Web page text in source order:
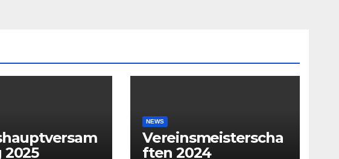
NEWS
Vereinsmeisterscha
ften 2024